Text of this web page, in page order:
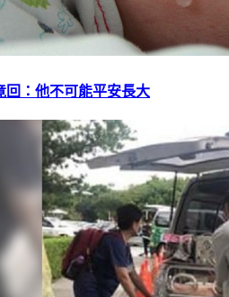
：他不可能平安長大